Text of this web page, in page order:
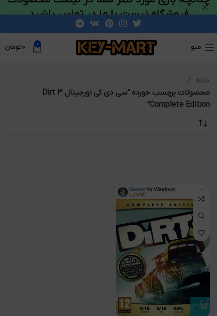
منو 0 ۰تومان
خانه
محصولات برچسب خورده “سی دی کی اورجینال Dirt 3
Complete Edition”
فروشگاه نیست با ما در تماس باشید